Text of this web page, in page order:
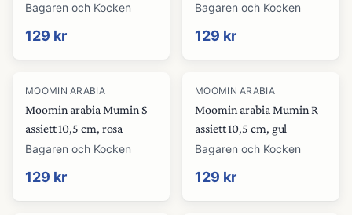
Bagaren och Kocken
129 kr
Bagaren och Kocken
129 kr
MOOMIN ARABIA
Moomin arabia Mumin S
assiett 10,5 cm, rosa
Bagaren och Kocken
129 kr
MOOMIN ARABIA
Moomin arabia Mumin R
assiett 10,5 cm, gul
Bagaren och Kocken
129 kr